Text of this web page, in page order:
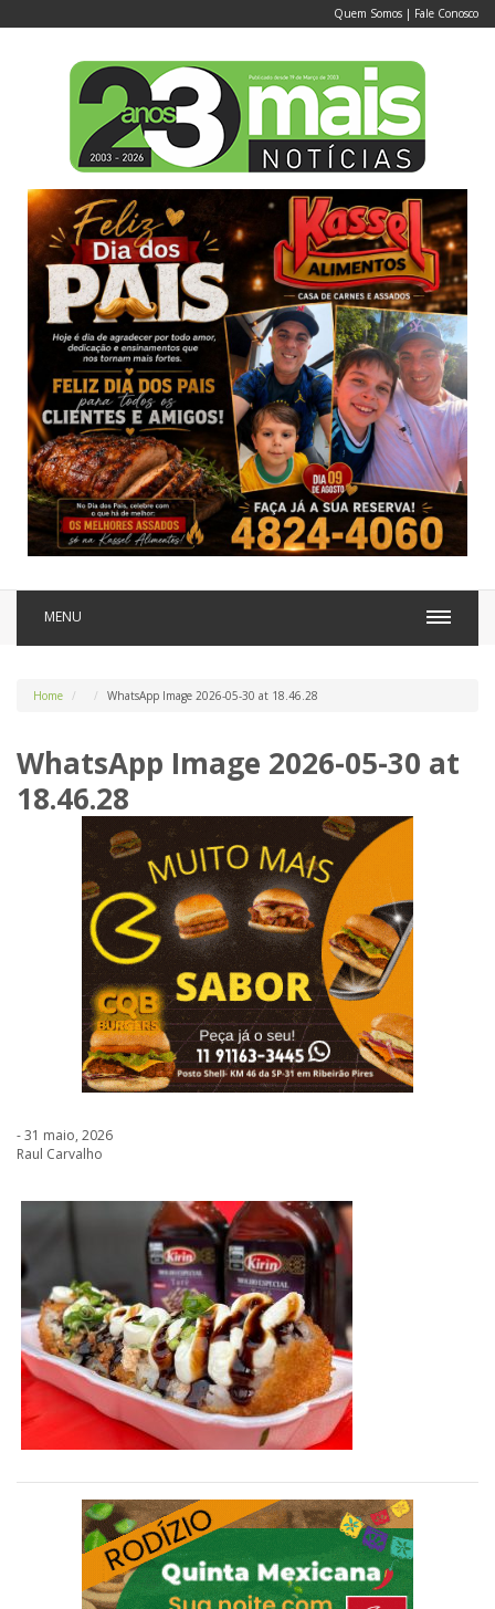
Quem Somos | Fale Conosco
MENU
Home WhatsApp Image 2026-05-30 at 18.46.28
WhatsApp Image 2026-05-30 at
18.46.28
- 31 maio, 2026
Raul Carvalho